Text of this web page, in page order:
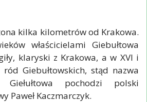
kilka kilometrów od Krakowa.
właścicielami Giebułtowa
klaryski z Krakowa, a w XVI i
Giebułtowskich, stąd nazwa
Giełułtowa pochodzi polski
Paweł Kaczmarczyk.